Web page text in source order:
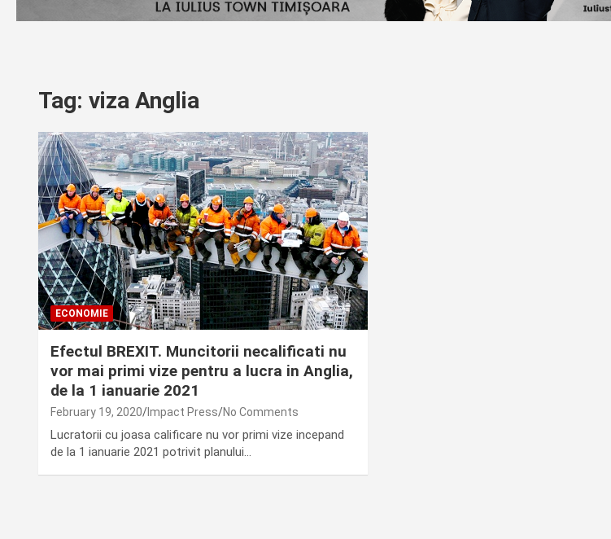
Tag: viza Anglia
ECONOMIE
Efectul BREXIT. Muncitorii necalificati nu
vor mai primi vize pentru a lucra in Anglia,
de la 1 ianuarie 2021
February 19, 2020 Impact Press No Comments
Lucratorii cu joasa calificare nu vor primi vize incepand
de la 1 ianuarie 2021 potrivit planului…